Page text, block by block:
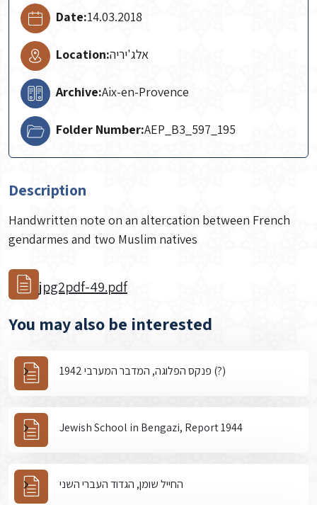
Date:14.03.2018
Location:אלג'יריה
Archive:Aix-en-Provence
Folder Number:AEP_B3_597_195
Description
Handwritten note on an altercation between French
gendarmes and two Muslim natives
jpg2pdf-49.pdf
You may also be interested
פנקס הפלוגה, המדבר המערבי 1942 (?)
Jewish School in Bengazi, Report 1944
החייל שומן, הגדוד העברי השני